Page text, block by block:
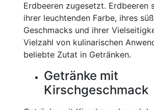
Erdbeeren zugesetzt. Erdbeeren
ihrer leuchtenden Farbe, ihres
Geschmacks und ihrer
Vielzahl von kulinarischen
beliebte Zutat in Getränken.
Getränke mit
Kirschgeschmack